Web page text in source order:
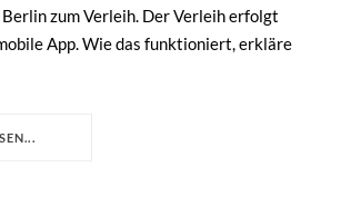
zum Verleih. Der Verleih erfolgt
App. Wie das funktioniert, erkläre